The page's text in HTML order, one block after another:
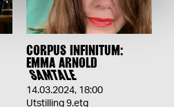
CORPUS INFINITUM:
EMMA ARNOLD
SAMTALE
14.03.2024, 18:00
Utstilling 9.etg